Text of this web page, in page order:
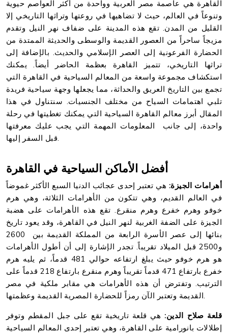
القاهرة هي عاصمة مصر العربية وواحدة من أكثر العواصم حيوية
وتنوعاً في العالم، حيث لا تضاهيها في روعتها وتراثها التاريخي إلا
القليل من المدن. تقع هذه المدينة على ضفاف نهر النيل وتقدم
مزيجاً ساحراً من العصور القديمة والوسطى والحديثة الممتدة من
الحضارة الفرعونية إلى العصر الإسلامي والحديث. بالإضافة إلى
تراثها التاريخي، تتميز القاهرة بعظمة الحاضر أيضاً. يمكنك
استكشاف مجموعة واسعة من المعالم السياحية في القاهرة التي
تجمع بين التاريخ العريق والحداثة، مما يجعلها وجهة سياحية فريدة
تلبي اهتمامات السياح من مختلف الجنسيات. سنتناول في هذا
المقال أبرز معالم القاهرة السياحية التي يمكنك تغطيتها في رحلة
واحدة، إلى جانب المعلومات المهمة التي يجب عليك معرفتها
أهرامات الجيزة: هي تعتبر إحدى عجائب الدنيا السبع الأكثر غموضاً
في العالم القديم، وهي تتكون من الأهرامات الثلاثة، وهي هرم
خوفو وهرم خفرع وهرم منقرع. تقع هذه الأهرامات على هضبة
الجيزة على الضفة الغربية لنهر النيل في القاهرة، وقد يعود تاريخ
بنائها إلى عصر الأسرة الرابعة من المملكة القديمة بين 2600
و2500 قبل الميلاد تقريباً. تجدر الإشارة إلى أن أطول الأهرامات
هو هرم خوفو حيث يبلغ ارتفاعه حوالي 481 قدماً، ثم يليه هرم
خفرع بارتفاع 471 قدماً تقريباً وهرم منقرع بارتفاع 218 قدماً على
الترتيب. وتفترض أن هذه الأهرامات هي مقابر ملكية في مصر
قلعة صلاح الدين: هي قلعة تاريخية تقع على جبل المقطم وتوفر
إطلالات بانورامية على القاهرة، وهي تعتبر إحدى المعالم السياحية